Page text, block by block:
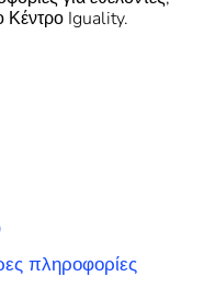
Κέντρο Iguality.
πληροφορίες